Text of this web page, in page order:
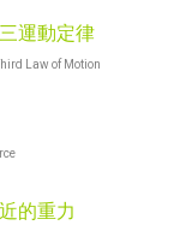
運動定律
Law of Motion
的重力